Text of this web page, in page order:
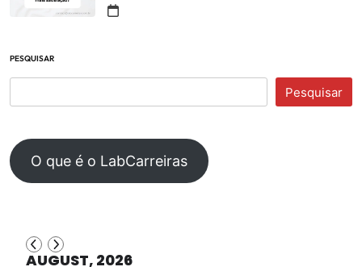
PESQUISAR
Pesquisar
O que é o LabCarreiras
AUGUST, 2026